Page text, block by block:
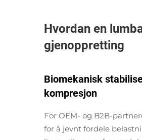
Hvordan en
gjenoppretting
Biomekanisk
kompresjon
For OEM- og B2B-
for å jevnt fordele